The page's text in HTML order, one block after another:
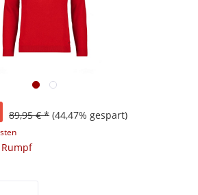
89,95 € * (44,47% gespart)